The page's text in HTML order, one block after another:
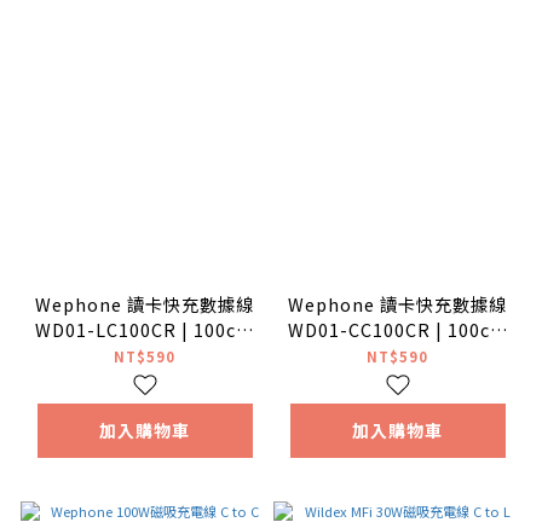
Wephone 讀卡快充數據線
WD01-LC100CR | 100cm
TF卡 PD3.0 USB2.0
480Mb
NT$590
加入購物車
Wephone 讀卡快充數據線
WD01-CC100CR | 100cm
TF卡 PD3.0 USB2.0
480Mb | USB-C to C |
NT$590
加入購物車